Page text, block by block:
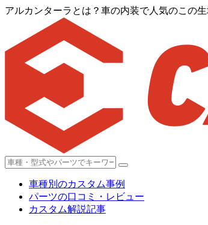
アルカンターラとは？車の内装で人気のこの
車種別のカスタム事例
パーツの口コミ・レビュー
カスタム解説記事